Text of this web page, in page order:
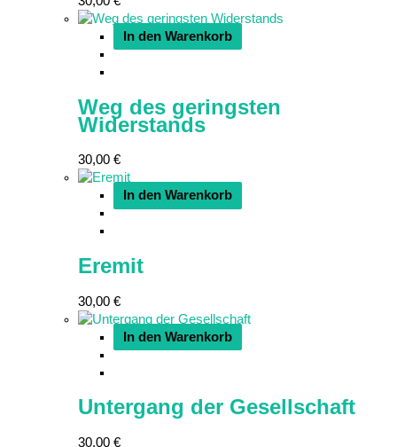
In den Warenkorb
Weg des geringsten
Widerstands
30,00 €
In den Warenkorb
Eremit
30,00 €
In den Warenkorb
Untergang der Gesellschaft
30,00 €